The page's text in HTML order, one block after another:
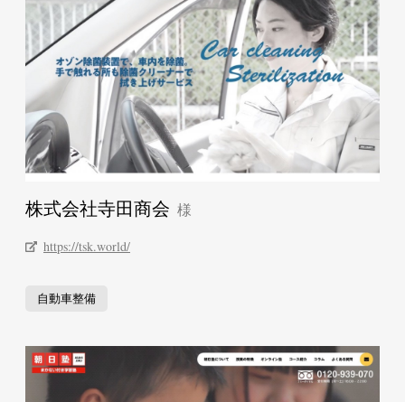
株式会社寺田商会
https://tsk.world/
自動車整備